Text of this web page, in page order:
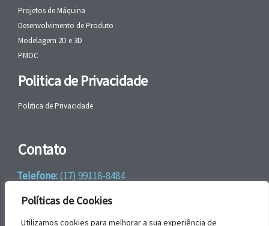
Políticas de Cookies
Utilizamos cookies para melhorar a sua experiência de
Projetos de Máquina
Desenvolvimento de Produto
Modelagem 2D e 3D
PMOC
Politica de Privacidade
Politica de Privacidade
Contato
Telefone:(17) 99118-8484
WhatsApp:+55 (17) 99118-8484
email:faleconosco@gbrengenharia.com